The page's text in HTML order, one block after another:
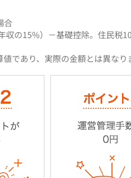
合
の15%）－基礎控除。住民税
であり、実際の金額とは異なり